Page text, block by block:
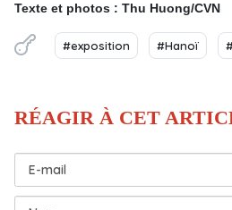
Texte et photos : Thu Huong/CVN
#exposition #Hanoï